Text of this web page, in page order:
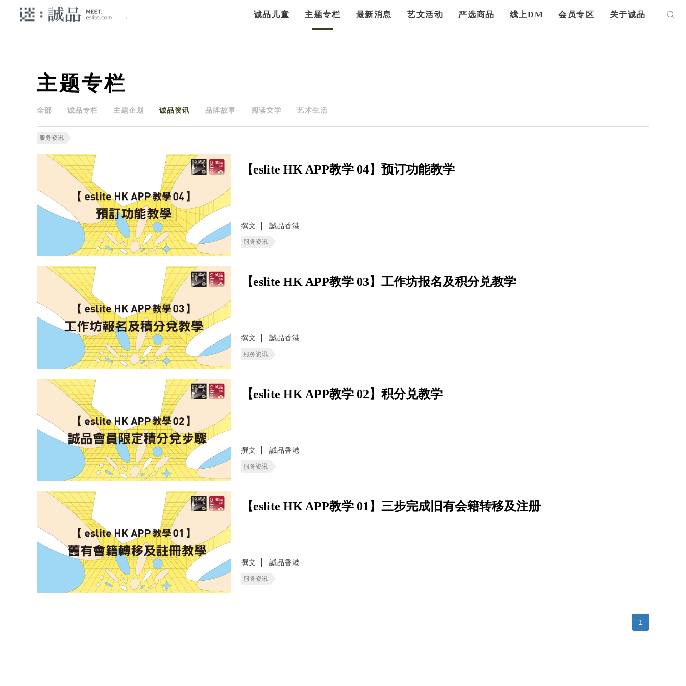
诚品儿童 主题专栏 最新消息 艺文活动 严选商品 线上DM 会员专区 关于诚品
主题专栏
全部 诚品专栏 主题企划 诚品资讯 品牌故事 阅读文学 艺术生活
服务资讯
【eslite HK APP教学 04】预订功能教学
撰文 誠品香港
服务资讯
【eslite HK APP教学 03】工作坊报名及积分兑教学
撰文 誠品香港
服务资讯
【eslite HK APP教学 02】积分兑教学
撰文 誠品香港
服务资讯
【eslite HK APP教学 01】三步完成旧有会籍转移及注册
撰文 誠品香港
服务资讯
1